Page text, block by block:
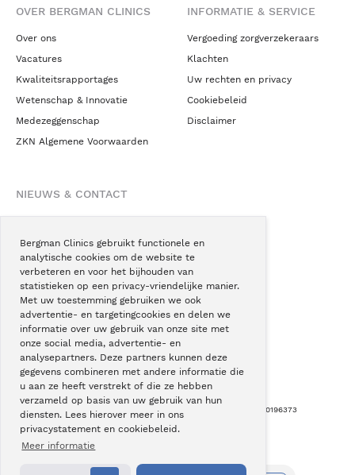
Bergman Clinics gebruikt functionele en
analytische cookies om de website te
verbeteren en voor het bijhouden van
statistieken op een privacy-vriendelijke manier.
Met uw toestemming gebruiken we ook
advertentie- en targetingcookies en delen we
informatie over uw gebruik van onze site met
onze social media, advertentie- en
analysepartners. Deze partners kunnen deze
gegevens combineren met andere informatie die
u aan ze heeft verstrekt of die ze hebben
verzameld op basis van uw gebruik van hun
diensten. Lees hierover meer in ons
privacystatement en cookiebeleid.
Meer informatie
OVER BERGMAN CLINICS
Over ons
Vacatures
Kwaliteitsrapportages
Wetenschap & Innovatie
Medezeggenschap
ZKN Algemene Voorwaarden
INFORMATIE & SERVICE
Vergoeding zorgverzekeraars
Klachten
Uw rechten en privacy
Cookiebeleid
Disclaimer
NIEUWS & CONTACT
Blogs
Podcast
Pressroom
Instagram
Facebook
LinkedIn
Copyright © Bergman Clinics 2026 KVK nummer: 30196373